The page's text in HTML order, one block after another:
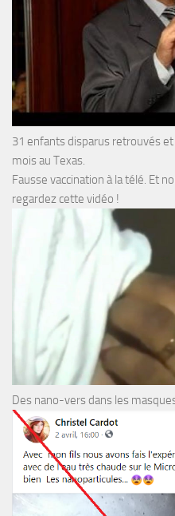
31 enfants disparus retrouvés
mois au Texas.
Fausse vaccination à la télé. Et
regardez cette vidéo !
Des nano-vers dans les